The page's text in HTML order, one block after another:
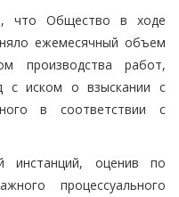
что Общество в ходе
ежемесячный объем
производства работ,
с иском о взыскании с
в соответствии с
инстанций, оценив по
процессуального